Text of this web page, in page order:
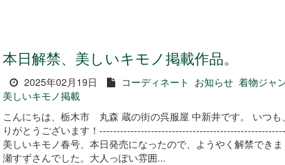
本日解禁、美しいキモノ掲載作品。
2025年02月19日 コーディネート お知らせ 着物ジャ
美しいキモノ掲載
こんにちは、栃木市 丸森 蔵の街の呉服屋 中新井です。 いつも
りがとうございます！
美しいキモノ春号、本日発売になったので、ようやく解禁でき
瀬すずさんでした。大人っぽい雰囲...